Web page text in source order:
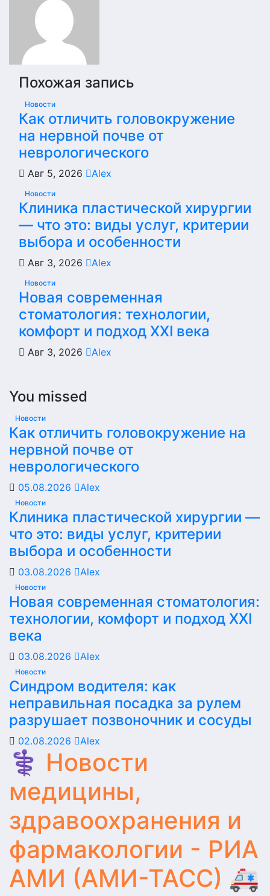
Похожая запись
Новости
Как отличить головокружение
на нервной почве от
неврологического
Авг 5, 2026 Alex
Новости
Клиника пластической хирургии
— что это: виды услуг, критерии
выбора и особенности
Авг 3, 2026 Alex
Новости
Новая современная
стоматология: технологии,
комфорт и подход XXI века
Авг 3, 2026 Alex
You missed
Новости
Как отличить головокружение на
нервной почве от
неврологического
05.08.2026 Alex
Новости
Клиника пластической хирургии —
что это: виды услуг, критерии
выбора и особенности
03.08.2026 Alex
Новости
Новая современная стоматология:
технологии, комфорт и подход XXI
века
03.08.2026 Alex
Новости
Синдром водителя: как
неправильная посадка за рулем
разрушает позвоночник и сосуды
02.08.2026 Alex
⚕️ Новости
медицины,
здравоохранения и
фармакологии - РИА
АМИ (АМИ-ТАСС) 🚑